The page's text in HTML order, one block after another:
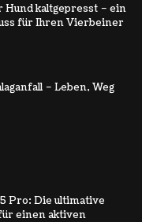
kaltgepresst – ein
für Ihren Vierbeiner
– Leben, Weg
Pro: Die ultimative
einen aktiven